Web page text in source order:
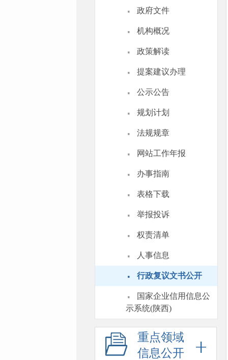
· 政府文件
· 机构概况
· 政策解读
· 提案建议办理
· 公示公告
· 规划计划
· 法规规章
· 网站工作年报
· 办事指南
· 表格下载
· 举报投诉
· 权责清单
· 人事信息
· 行政复议文书公开
·
国家企业信用信息公
示系统(陕西)
重点领域
信息公开